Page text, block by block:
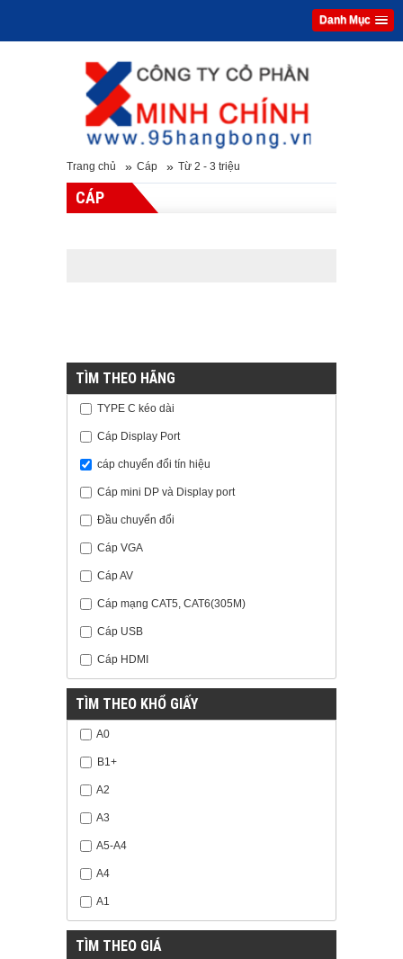
Danh Mục
Trang chủ » Cáp » Từ 2 - 3 triệu
CÁP
TÌM THEO HÃNG
TYPE C kéo dài
Cáp Display Port
cáp chuyển đổi tín hiệu
Cáp mini DP và Display port
Đầu chuyển đổi
Cáp VGA
Cáp AV
Cáp mạng CAT5, CAT6(305M)
Cáp USB
Cáp HDMI
TÌM THEO KHỔ GIẤY
A0
B1+
A2
A3
A5-A4
A4
A1
TÌM THEO GIÁ